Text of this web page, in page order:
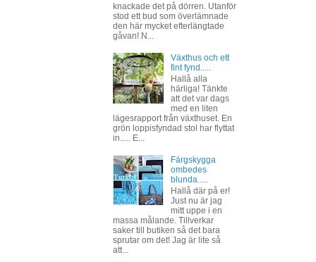
knackade det på dörren. Utanför
stod ett bud som överlämnade
den här mycket efterlängtade
gåvan! N...
Växthus och ett
fint fynd.....
Hallå alla
härliga! Tänkte
att det var dags
med en liten
lägesrapport från växthuset. En
grön loppisfyndad stol har flyttat
in..... E...
Färgskygga
ombedes
blunda.....
Hallå där på er!
Just nu är jag
mitt uppe i en
massa målande. Tillverkar
saker till butiken så det bara
sprutar om det! Jag är lite så
att...